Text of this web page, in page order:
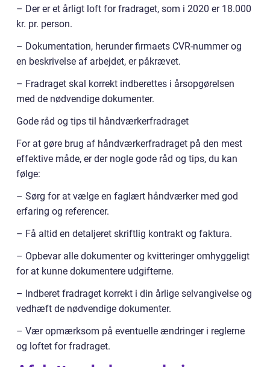
– Der er et årligt loft for fradraget, som i 2020 er 18.000
kr. pr. person.
– Dokumentation, herunder firmaets CVR-nummer og
en beskrivelse af arbejdet, er påkrævet.
– Fradraget skal korrekt indberettes i årsopgørelsen
med de nødvendige dokumenter.
Gode råd og tips til håndværkerfradraget
For at gøre brug af håndværkerfradraget på den mest
effektive måde, er der nogle gode råd og tips, du kan
følge:
– Sørg for at vælge en faglært håndværker med god
erfaring og referencer.
– Få altid en detaljeret skriftlig kontrakt og faktura.
– Opbevar alle dokumenter og kvitteringer omhyggeligt
for at kunne dokumentere udgifterne.
– Indberet fradraget korrekt i din årlige selvangivelse og
vedhæft de nødvendige dokumenter.
– Vær opmærksom på eventuelle ændringer i reglerne
og loftet for fradraget.